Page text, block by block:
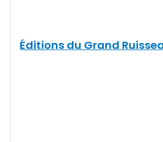
Éditions du Grand